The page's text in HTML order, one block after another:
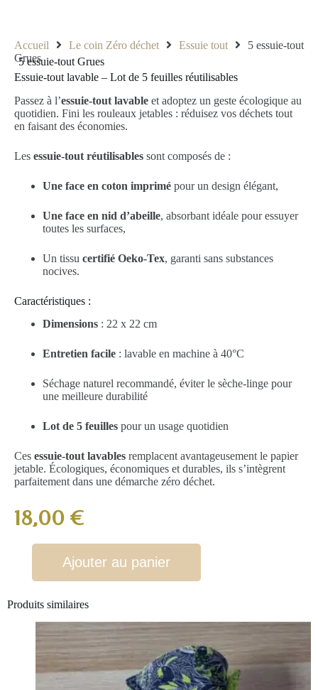
Accueil Le coin Zéro déchet Essuie tout
5 essuie-tout
Grues
5 essuie-tout Grues
Essuie-tout lavable – Lot de 5 feuilles réutilisables
Passez à l’essuie-tout lavable et adoptez un geste écologique au
quotidien. Fini les rouleaux jetables : réduisez vos déchets tout
en faisant des économies.
Les essuie-tout réutilisables sont composés de :
Une face en coton imprimé pour un design élégant,
Une face en nid d’abeille, absorbant idéale pour essuyer
toutes les surfaces,
Un tissu certifié Oeko-Tex, garanti sans substances
nocives.
Caractéristiques :
Dimensions : 22 x 22 cm
Entretien facile : lavable en machine à 40°C
Séchage naturel recommandé, éviter le sèche-linge pour
une meilleure durabilité
Lot de 5 feuilles pour un usage quotidien
Ces essuie-tout lavables remplacent avantageusement le papier
jetable. Écologiques, économiques et durables, ils s’intègrent
parfaitement dans une démarche zéro déchet.
18,00€
Ajouter au panier
Produits similaires